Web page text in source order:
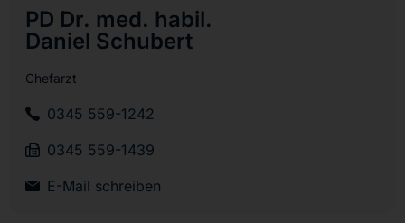
PD Dr. med. habil.
Daniel Schubert
Chefarzt
0345 559-1242
0345 559-1439
E-Mail schreiben